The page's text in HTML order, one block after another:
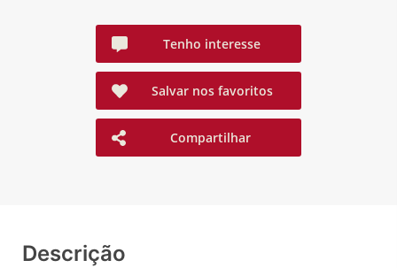
Tenho interesse
Salvar nos favoritos
Compartilhar
Descrição